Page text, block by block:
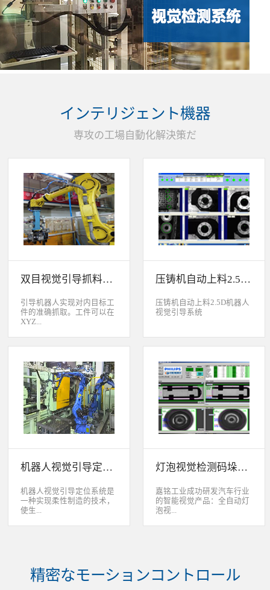
インテリジェント機器
専攻の工場自動化解決策だ
双目视觉引导抓料系统
引导机器人实现对内目标工
件的准确抓取。工件可以在
XYZ...
差，3D视觉定位系统能够根
据工件的三维特征信息，准
确获取工件的三维位置信
息。该系统可广泛应用于各
类生产线上物料搬运、装
配、上架、下架等。 系统
采用最先进的2D、2.5D和
3D视觉定位技术，引导机器
空间内目标工件的准确抓
上存在位移和角度偏差，3D
的三维特征信息，准确获取
工件的三维位置信息。该系
统可广泛应用于各类生产线
上物料搬运、装配、上架、
下架等。
压铸机自动上料2.5D机器人视觉引导系统
压铸机自动上料2.5D机器人
视觉引导系统
机器人视觉引导定位系统
机器人视觉引导定位系统是
一种实现柔性制造的技术，
使生...
器视觉系统还能在处理或组
装产品的同时对其进行检
灯泡视觉检测码垛系统
嘉铭工业成功研发汽车行业
的智能视觉产品：全自动灯
泡视...
泡、裂纹、脏污、气线；灯
头上的顶锡缺失、顶丝外
精密なモーションコントロール